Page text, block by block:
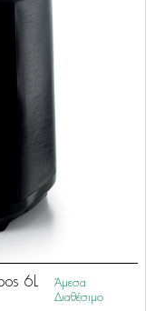
6L
Άμεσα
Διαθέσιμο